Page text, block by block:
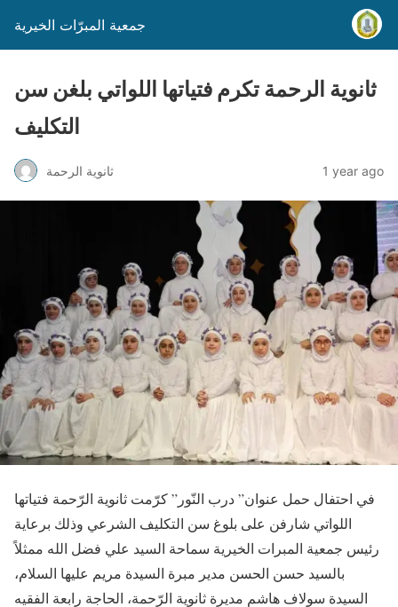
جمعية المبرّات الخيرية
ثانوية الرحمة تكرم فتياتها اللواتي بلغن سن
التكليف
ثانوية الرحمة 1 year ago
في احتفال حمل عنوان” درب النّور” كرّمت ثانوية الرّحمة فتياتها
اللواتي شارفن على بلوغ سن التكليف الشرعي وذلك برعاية
رئيس جمعية المبرات الخيرية سماحة السيد علي فضل الله ممثلاً
بالسيد حسن الحسن مدير مبرة السيدة مريم عليها السلام،
السيدة سولاف هاشم مديرة ثانوية الرّحمة، الحاجة رابعة الفقيه